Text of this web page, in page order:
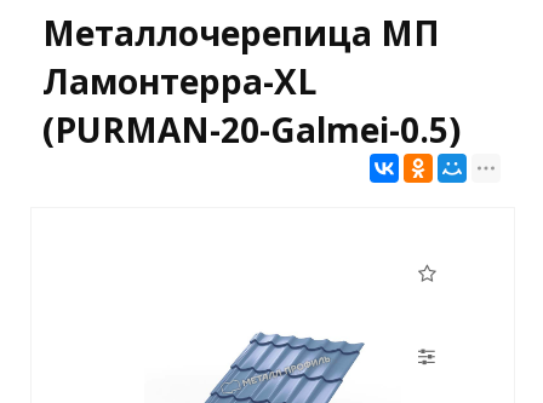
Металлочерепица МП
Ламонтерра-XL
(PURMAN-20-Galmei-0.5)